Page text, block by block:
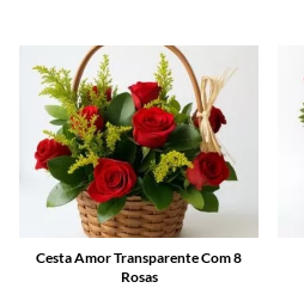
Cesta Amor Transparente Com 8
Rosas